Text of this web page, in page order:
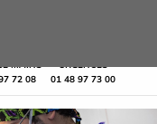
72 08
01 48 97 73 00